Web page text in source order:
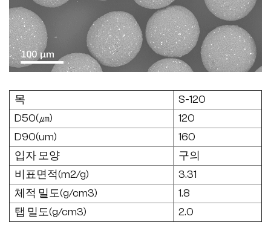
목
S-120
D50(㎛)
120
D90(um)
160
입자 모양
구의
비표면적(m2/g)
3.31
체적 밀도(g/cm3)
1.8
탭 밀도(g/cm3)
2.0